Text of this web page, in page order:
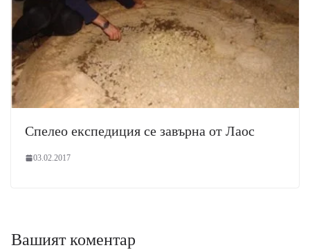
Спелео експедиция се завърна от Лаос
03.02.2017
Вашият коментар